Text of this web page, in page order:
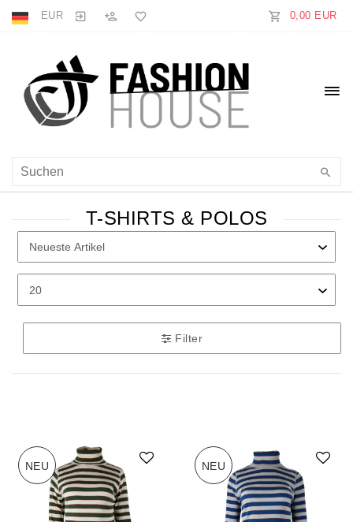
EUR 0,00 EUR
T-SHIRTS & POLOS
Filter
NEU NEU